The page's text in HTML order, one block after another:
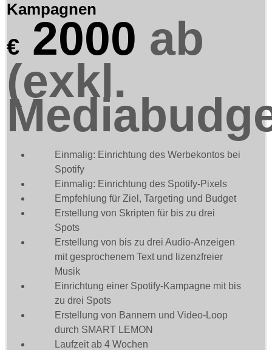
Kampagnen
€ 2000 ab
(exkl.
Einmalig: Einrichtung des Werbekontos bei
Spotify
Einmalig: Einrichtung des Spotify-Pixels
Empfehlung für Ziel, Targeting und Budget
Erstellung von Skripten für bis zu drei
Spots
Erstellung von bis zu drei Audio-Anzeigen
mit gesprochenem Text und lizenzfreier
Musik
Einrichtung einer Spotify-Kampagne mit bis
zu drei Spots
Erstellung von Bannern und Video-Loop
durch SMART LEMON
Laufzeit ab 4 Wochen